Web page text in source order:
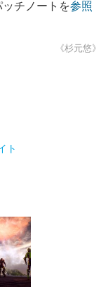
チノートを参照
《杉元悠》
ト